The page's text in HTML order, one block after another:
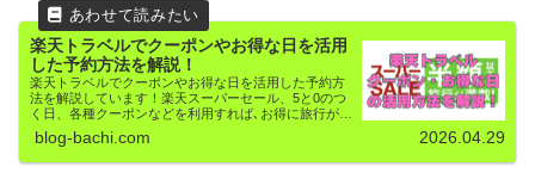
楽天トラベルでクーポンやお得な日を活用
した予約方法を解説！
楽天トラベルでクーポンやお得な日を活用した予約方
法を解説しています！楽天スーパーセール、5と0のつ
く日、各種クーポンなどを利用すれば､お得に旅行がで
きますよ！
blog-bachi.com 2026.04.29